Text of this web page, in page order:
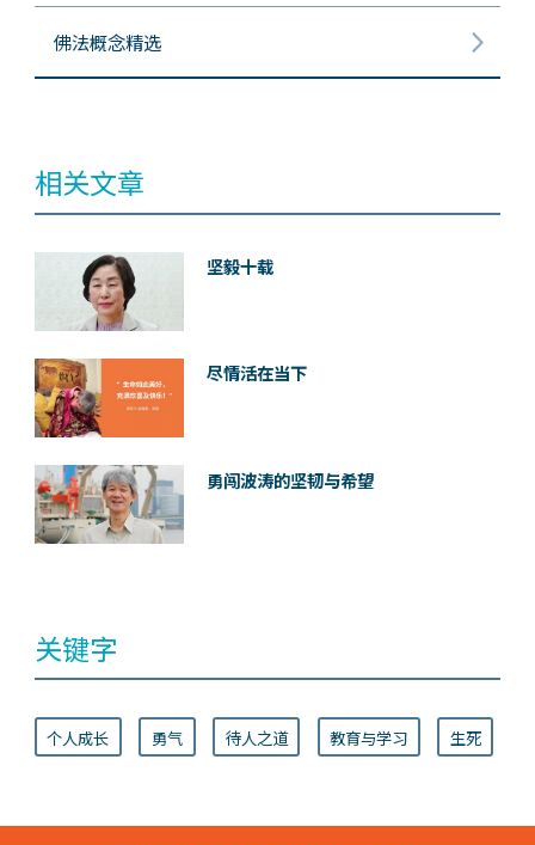
佛法概念精选
相关文章
坚毅十载
尽情活在当下
勇闯波涛的坚韧与希望
关键字
个人成长 勇气 待人之道 教育与学习 生死